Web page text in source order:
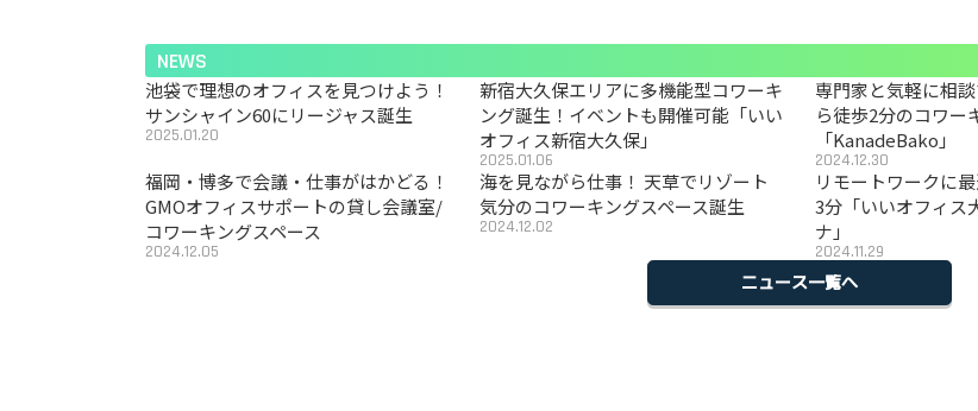
NEWS
池袋で理想のオフィスを見つけよう！
サンシャイン60にリージャス誕生
2025.01.20
新宿大久保エリアに多機能型コワーキ
ング誕生！イベントも開催可能「いい
オフィス新宿大久保」
2025.01.06
専門家と気軽に相
ら徒歩2分のコワー
「KanadeBako」
2024.12.30
福岡・博多で会議・仕事がはかどる！
GMOオフィスサポートの貸し会議室/
コワーキングスペース
2024.12.05
海を見ながら仕事！ 天草でリゾート
気分のコワーキングスペース誕生
2024.12.02
リモートワークに
3分「いいオフィス
ナ」
2024.11.29
ニュース一覧へ